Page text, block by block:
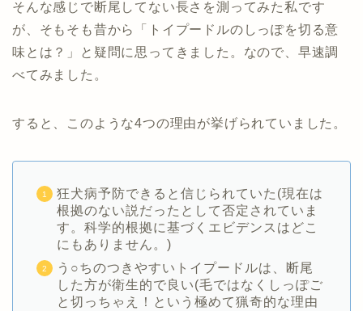
そんな感じで断尾してない長さを測ってみた私です
が、そもそも昔から「トイプードルのしっぽを切る意
味とは？」と疑問に思ってきました。なので、早速調
べてみました。
すると、このような4つの理由が挙げられていました。
狂犬病予防できると信じられていた(現在は
根拠のない説だったとして否定されていま
す。科学的根拠に基づくエビデンスはどこ
にもありません。)
う○ちのつきやすいトイプードルは、断尾
した方が衛生的で良い(毛ではなくしっぽご
と切っちゃえ！という極めて猟奇的な理由